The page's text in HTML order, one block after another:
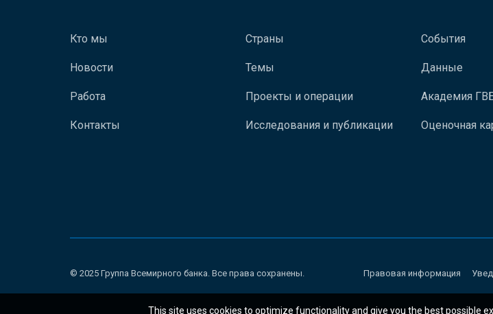
Кто мы
Новости
Работа
Контакты
Страны
Темы
Проекты и операции
Исследования и публикации
События
Данные
Академия
Оценочная
© 2025 Группа Всемирного банка. Все права сохранены. Правовая информация
This site uses cookies to optimize functionality and give you the best possible